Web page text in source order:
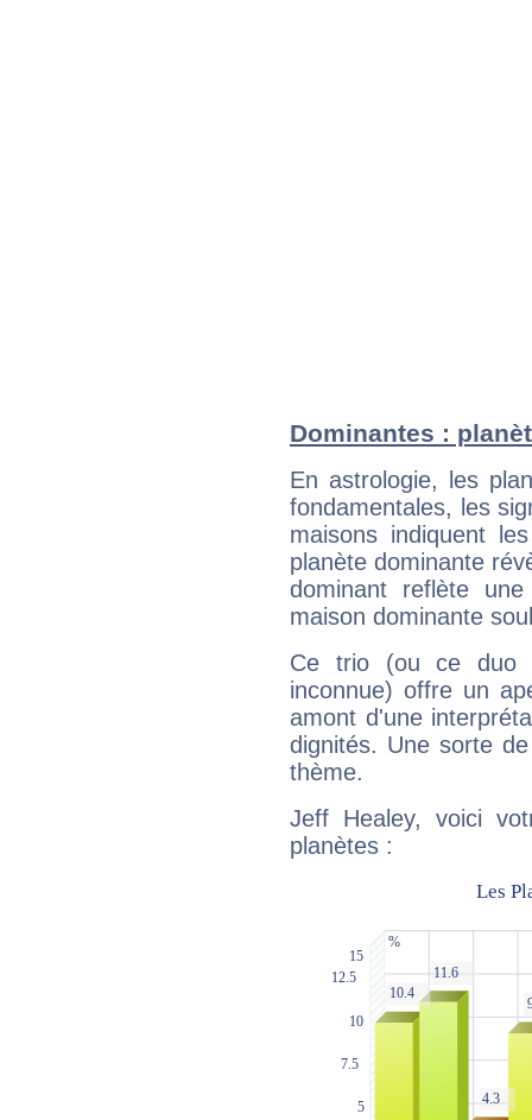
Dominantes :
En astrologie, les
fondamentales, les
maisons indiquent
planète dominante
dominant reflète
maison dominante
Ce trio (ou ce duo
inconnue) offre un
amont d'une
dignités. Une sorte
thème.
Jeff Healey, voici
planètes :